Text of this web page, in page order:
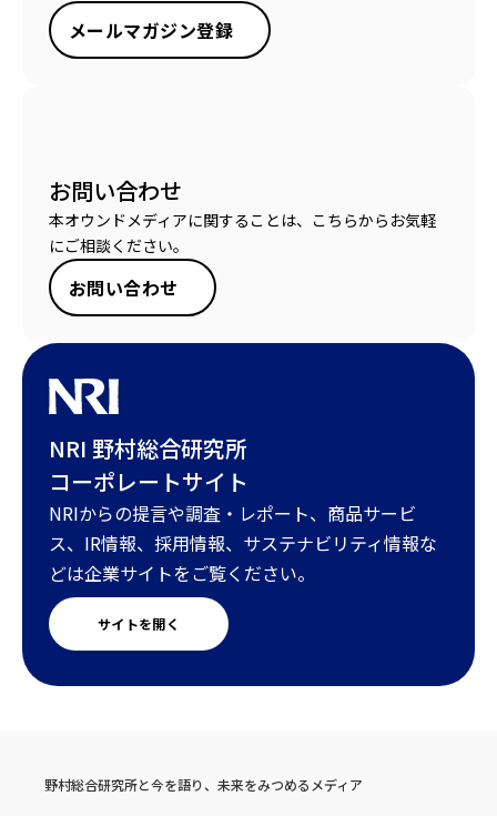
メールマガジン登録
お問い合わせ
本オウンドメディアに関することは、こちらからお気軽
にご相談ください。
お問い合わせ
NRI 野村総合研究所
コーポレートサイト
NRIからの提言や調査・レポート、商品サービ
ス、IR情報、採用情報、サステナビリティ情報な
どは企業サイトをご覧ください。
サイトを開く
野村総合研究所と今を語り、未来をみつめるメディア